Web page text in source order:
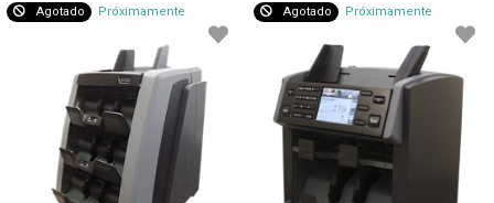
Agotado Próximamente Agotado Próximamente